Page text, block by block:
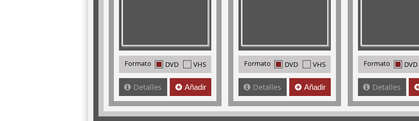
Formato DVD VHS
Detalles Añadir
Formato DVD VHS
Detalles Añadir
Formato DVD
Detalles